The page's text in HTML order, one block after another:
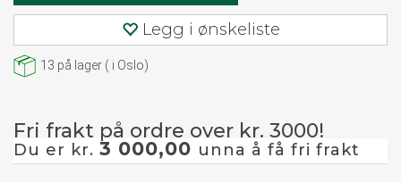
Legg i ønskeliste
13 på lager ( i Oslo)
Fri frakt på ordre over kr. 3000!
Du er kr. 3 000,00 unna å få fri frakt